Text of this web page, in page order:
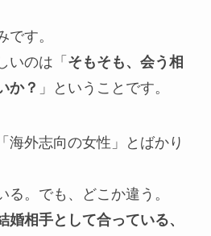
す。
いのは「 そもそも、会う相
か？ 」ということです。
海外志向の女性」とばかり
。でも、どこか違う。
婚相手として合っている、